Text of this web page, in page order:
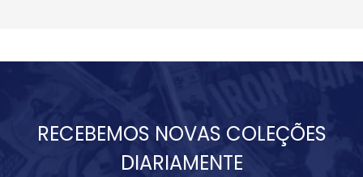
RECEBEMOS NOVAS COLEÇÕES
DIARIAMENTE